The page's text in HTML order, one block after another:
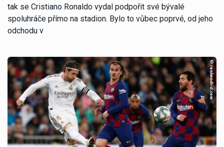
tak se Cristiano Ronaldo vydal podpořit své bývalé
spoluhráče přímo na stadion. Bylo to vůbec poprvé, od jeho
odchodu v